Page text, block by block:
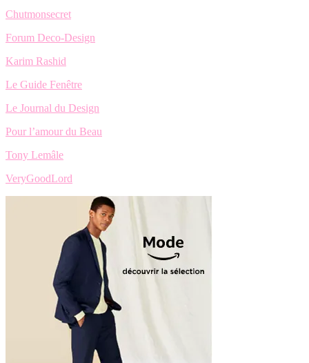
Chutmonsecret
Forum Deco-Design
Karim Rashid
Le Guide Fenêtre
Le Journal du Design
Pour l’amour du Beau
Tony Lemâle
VeryGoodLord